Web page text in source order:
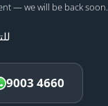
— we will be back soon.
9003 4660